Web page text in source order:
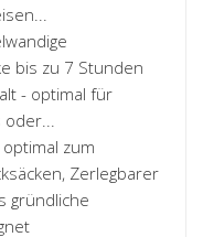
bis zu 7 Stunden
- optimal für
oder...
optimal zum
Zerlegbarer
gründliche